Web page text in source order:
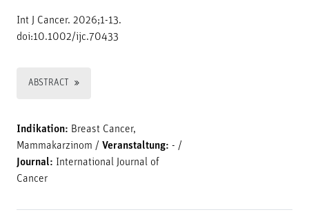
Int J Cancer. 2026;1-13.
doi:10.1002/ijc.70433
ABSTRACT
Indikation: Breast Cancer,
Mammakarzinom / Veranstaltung: - /
Journal: International Journal of
Cancer